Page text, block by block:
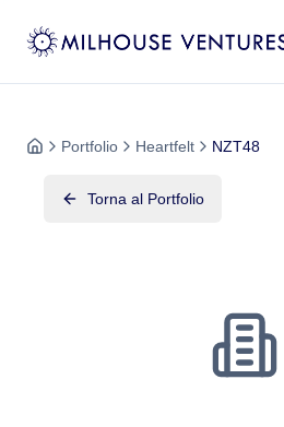
Portfolio Heartfelt NZT48
Torna al Portfolio